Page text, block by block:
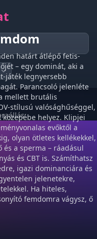
határt átlépő fetis-
– egy dominát, aki a
játék legnyersebb
Parancsoló jelenléte
mellett brutális
stílusú valósághűséggel,
helyez. Klipjei
evőktől a
olyan ötletes kellékekkel,
és a sperma – ráadásul
és CBT is. Számíthatsz
igazi dominanciára és
jelenetekre,
Ha hiteles,
femdomra vágysz, ő